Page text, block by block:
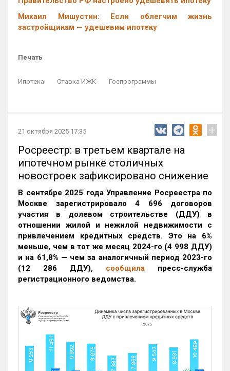
Михаил Мишустин: Если облегчим жизнь
застройщикам — удешевим ипотеку
Печать
Ипотека Ставка ИЖК Госпрограммы
21 октября 2025 17:35 +
Росреестр: в третьем квартале на
ипотечном рынке столичных
новостроек зафиксировано снижение
В сентябре 2025 года Управление Росреестра по
Москве зарегистрировало 4 696 договоров
участия в долевом строительстве (ДДУ) в
отношении жилой и нежилой недвижимости с
привлечением кредитных средств. Это на 6%
меньше, чем в тот же месяц 2024-го (4 998 ДДУ)
и на 61,8% — чем за аналогичный период 2023-го
(12 286 ДДУ), сообщила пресс-служба
регистрационного ведомства.